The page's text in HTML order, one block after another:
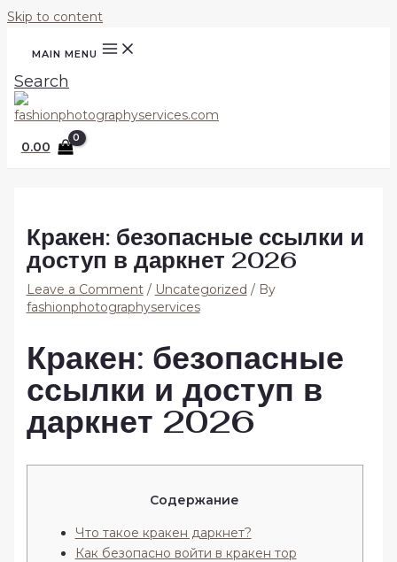
Skip to content
MAIN MENU
Search
0.00
Кракен: безопасные ссылки и
доступ в даркнет 2026
Leave a Comment / Uncategorized / By
fashionphotographyservices
Кракен: безопасные
ссылки и доступ в
даркнет 2026
Содержание
Что такое кракен даркнет?
Как безопасно войти в кракен тор